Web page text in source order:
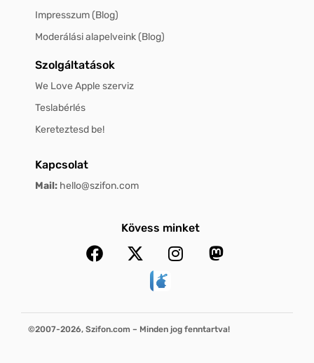
Impresszum (Blog)
Moderálási alapelveink (Blog)
Szolgáltatások
We Love Apple szerviz
Teslabérlés
Kereteztesd be!
Kapcsolat
Mail: hello@szifon.com
Kövess minket
©2007-2026, Szifon.com – Minden jog fenntartva!